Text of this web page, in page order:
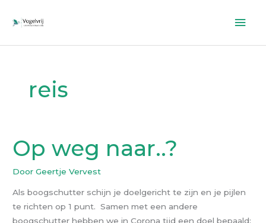
naar
reis
Op weg naar..?
DoorGeertje Vervest
Als boogschutter schijn je doelgericht te zijn en je pijlen
te richten op 1 punt. Samen met een andere
boogschutter hebben we in Corona tijd een doel bepaald;
Op
weg
naar..?